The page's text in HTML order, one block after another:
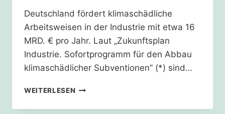
Deutschland fördert klimaschädliche
Arbeitsweisen in der Industrie mit etwa 16
MRD. € pro Jahr. Laut „Zukunftsplan
Industrie. Sofortprogramm für den Abbau
klimaschädlicher Subventionen” (*) sind…
WEITERLESEN FOSSILE
BREMSEN